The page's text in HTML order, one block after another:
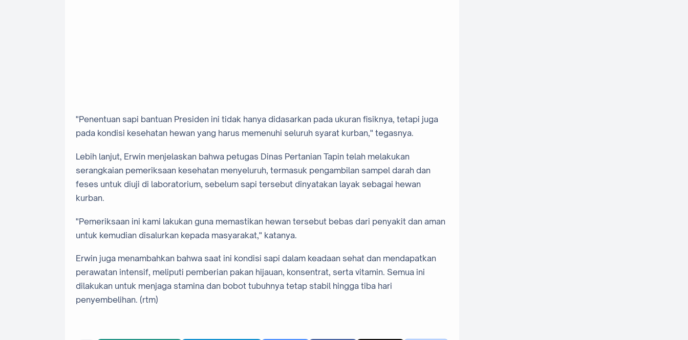
"Penentuan sapi bantuan Presiden ini tidak hanya didasarkan pada ukuran fisiknya, tetapi juga
pada kondisi kesehatan hewan yang harus memenuhi seluruh syarat kurban," tegasnya.
Lebih lanjut, Erwin menjelaskan bahwa petugas Dinas Pertanian Tapin telah melakukan
serangkaian pemeriksaan kesehatan menyeluruh, termasuk pengambilan sampel darah dan
feses untuk diuji di laboratorium, sebelum sapi tersebut dinyatakan layak sebagai hewan
kurban.
"Pemeriksaan ini kami lakukan guna memastikan hewan tersebut bebas dari penyakit dan aman
untuk kemudian disalurkan kepada masyarakat," katanya.
Erwin juga menambahkan bahwa saat ini kondisi sapi dalam keadaan sehat dan mendapatkan
perawatan intensif, meliputi pemberian pakan hijauan, konsentrat, serta vitamin. Semua ini
dilakukan untuk menjaga stamina dan bobot tubuhnya tetap stabil hingga tiba hari
penyembelihan. (rtm)